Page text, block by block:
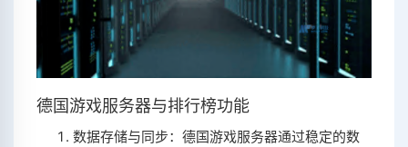
德国游戏服务器与排行榜功能
数据存储与同步：德国游戏服务器通过稳定的数